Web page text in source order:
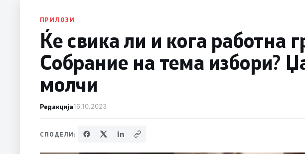
ПРИЛОЗИ
Ќе свика ли и кога работна
Собрание на тема избори?
молчи
Редакција16.10.2023
СПОДЕЛИ: